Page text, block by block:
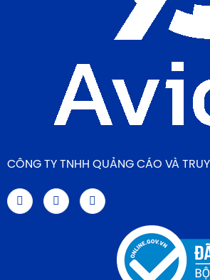
CÔNG TY TNHH QUẢNG CÁO VÀ